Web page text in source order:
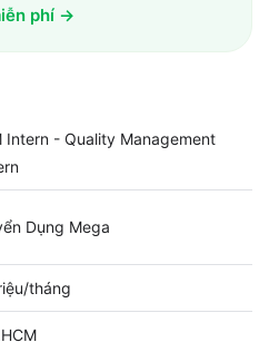
phí →
Intern - Quality Management
Dụng Mega
tháng